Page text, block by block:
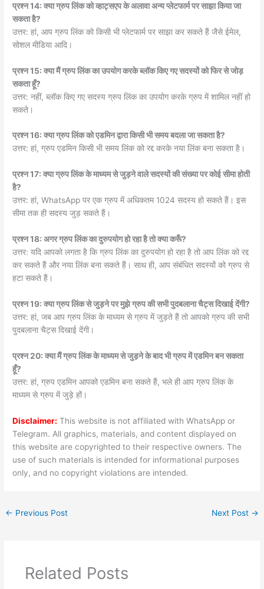
प्रश्न 14: क्या ग्रुप लिंक को व्हाट्सएप के अलावा अन्य प्लेटफार्म पर साझा किया जा
सकता है?
उत्तर: हां, आप ग्रुप लिंक को किसी भी प्लेटफार्म पर साझा कर सकते हैं जैसे ईमेल,
सोशल मीडिया आदि।
प्रश्न 15: क्या मैं ग्रुप लिंक का उपयोग करके ब्लॉक किए गए सदस्यों को फिर से जोड़
सकता हूँ?
उत्तर: नहीं, ब्लॉक किए गए सदस्य ग्रुप लिंक का उपयोग करके ग्रुप में शामिल नहीं हो
सकते।
प्रश्न 16: क्या ग्रुप लिंक को एडमिन द्वारा किसी भी समय बदला जा सकता है?
उत्तर: हां, ग्रुप एडमिन किसी भी समय लिंक को रद्द करके नया लिंक बना सकता है।
प्रश्न 17: क्या ग्रुप लिंक के माध्यम से जुड़ने वाले सदस्यों की संख्या पर कोई सीमा होती
है?
उत्तर: हां, WhatsApp पर एक ग्रुप में अधिकतम 1024 सदस्य हो सकते हैं। इस
सीमा तक ही सदस्य जुड़ सकते हैं।
प्रश्न 18: अगर ग्रुप लिंक का दुरुपयोग हो रहा है तो क्या करूँ?
उत्तर: यदि आपको लगता है कि ग्रुप लिंक का दुरुपयोग हो रहा है तो आप लिंक को रद्द
कर सकते हैं और नया लिंक बना सकते हैं। साथ ही, आप संबंधित सदस्यों को ग्रुप से
हटा सकते हैं।
प्रश्न 19: क्या ग्रुप लिंक से जुड़ने पर मुझे ग्रुप की सभी पुदबलाना चैट्स दिखाई देंगी?
उत्तर: हां, जब आप ग्रुप लिंक के माध्यम से ग्रुप में जुड़ते हैं तो आपको ग्रुप की सभी
पुदबलाना चैट्स दिखाई देंगी।
प्रश्न 20: क्या मैं ग्रुप लिंक के माध्यम से जुड़ने के बाद भी ग्रुप में एडमिन बन सकता
हूँ?
उत्तर: हां, ग्रुप एडमिन आपको एडमिन बना सकते हैं, भले ही आप ग्रुप लिंक के
माध्यम से ग्रुप में जुड़े हों।
Disclaimer: This website is not affiliated with WhatsApp or
Telegram. All graphics, materials, and content displayed on
this website are copyrighted to their respective owners. The
use of such materials is intended for informational purposes
only, and no copyright violations are intended.
← Previous Post Next Post →
Related Posts